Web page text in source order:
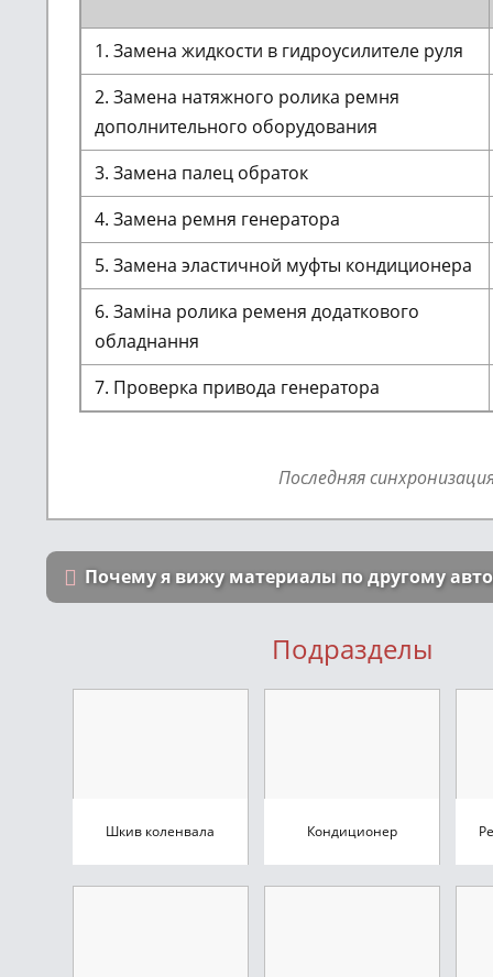
1. Замена жидкости в гидроусилителе руля
2. Замена натяжного ролика ремня
дополнительного оборудования
3. Замена палец обраток
4. Замена ремня генератора
5. Замена эластичной муфты кондиционера
6. Заміна ролика ременя додаткового
обладнання
7. Проверка привода генератора
Последняя
Почему я вижу материалы по другому
Подразделы
Шкив коленвала Кондиционер